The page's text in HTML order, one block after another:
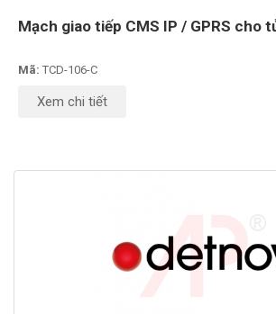
Mạch giao tiếp CMS IP / GPRS cho
Mã: TCD-106-C
Xem chi tiết